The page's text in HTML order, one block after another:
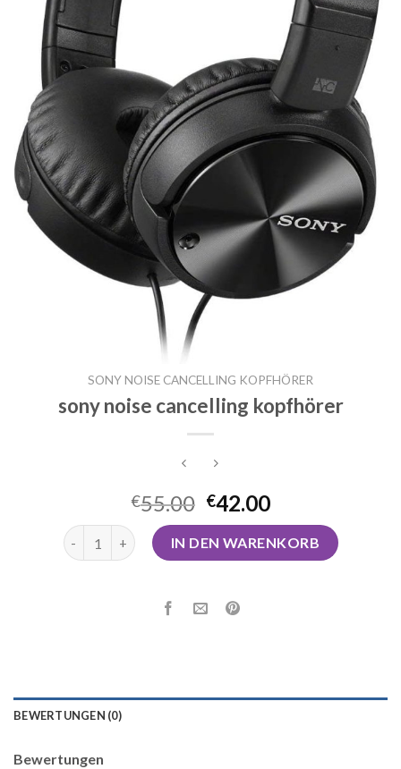
SONY NOISE CANCELLING KOPFHÖRER
sony noise cancelling kopfhörer
€55.00 €42.00
sony noise cancelling kopfhörer Menge
IN DEN WARENKORB
BEWERTUNGEN (0)
Bewertungen